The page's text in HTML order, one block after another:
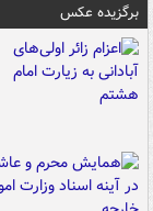
برگزیده عکس